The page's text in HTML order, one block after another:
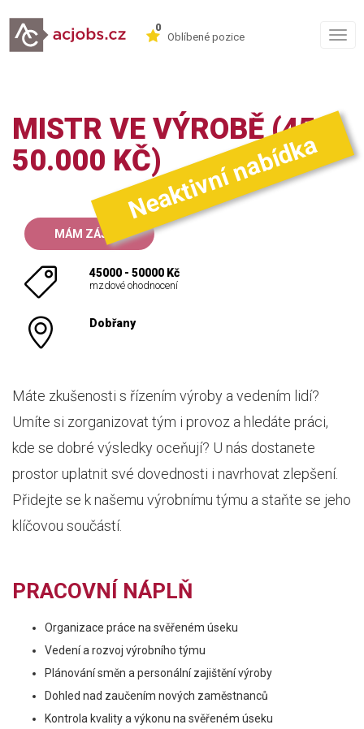
0
Oblíbené pozice
MISTR VE VÝROBĚ (45-
50.000 KČ)Neaktivní nabídka
MÁM ZÁJEM
45000 - 50000 Kč
mzdové ohodnocení
Dobřany
Máte zkušenosti s řízením výroby a vedením lidí?
Umíte si zorganizovat tým i provoz a hledáte práci,
kde se dobré výsledky oceňují? U nás dostanete
prostor uplatnit své dovednosti i navrhovat zlepšení.
Přidejte se k našemu výrobnímu týmu a staňte se jeho
klíčovou součástí.
PRACOVNÍ NÁPLŇ
Organizace práce na svěřeném úseku
Vedení a rozvoj výrobního týmu
Plánování směn a personální zajištění výroby
Dohled nad zaučením nových zaměstnanců
Kontrola kvality a výkonu na svěřeném úseku